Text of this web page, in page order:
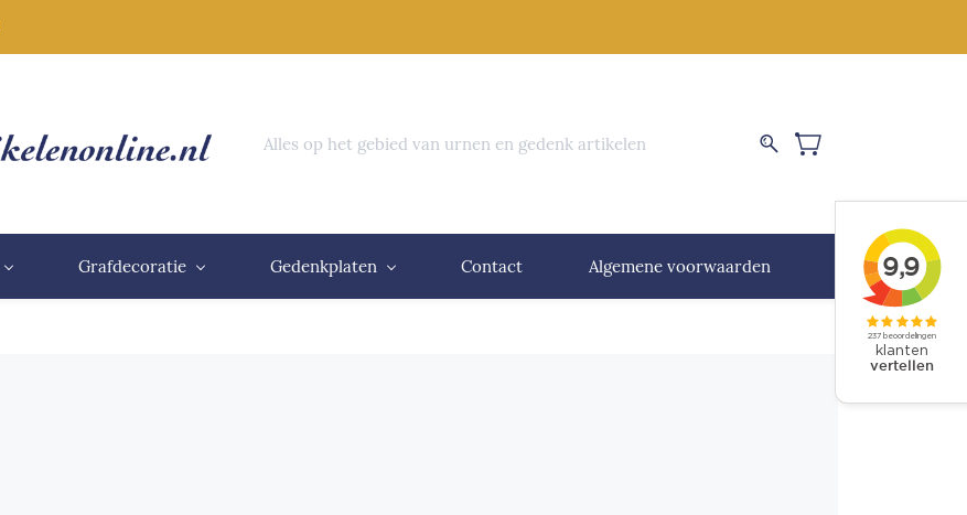
Alles op het gebied van urnen en gedenk artikelen
Grafdecoratie Gedenkplaten Contact Algemene voorwaarden